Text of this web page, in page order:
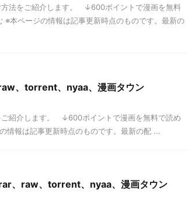
方法をご紹介します。 ↓600ポイントで漫画を無料
本ページの情報は記事更新時点のものです。最新の
、torrent、nyaa、漫画タウン
ご紹介します。 ↓600ポイントで漫画を無料で読め
報は記事更新時点のものです。最新の配 ...
、raw、torrent、nyaa、漫画タウン